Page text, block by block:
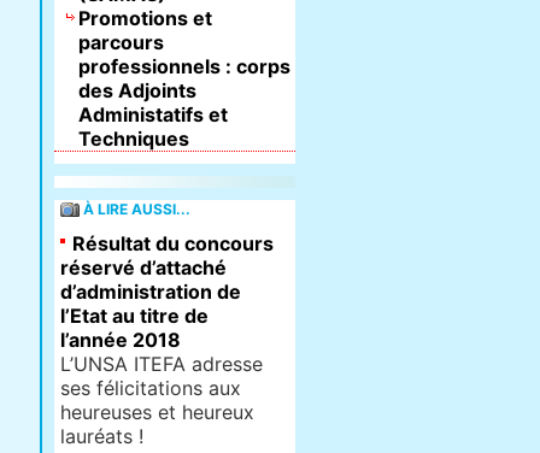
Promotions et
parcours
professionnels : corps
des Adjoints
Administatifs et
Techniques
À LIRE AUSSI...
Résultat du concours
réservé d’attaché
d’administration de
l’Etat au titre de
l’année 2018
L’UNSA ITEFA adresse
ses félicitations aux
heureuses et heureux
lauréats !